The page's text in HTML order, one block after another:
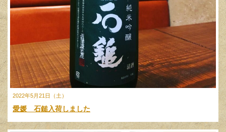
2022年5月21日（土）
愛媛 石鎚入荷しました